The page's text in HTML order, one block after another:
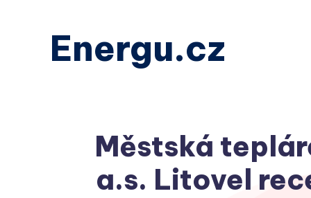
Energu.cz
Městská
a.s. Litovel